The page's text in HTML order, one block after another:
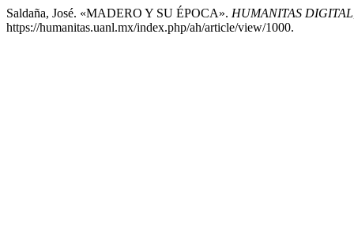
Saldaña, José. «MADERO Y SU ÉPOCA». HUMANITAS DIGITAL
https://humanitas.uanl.mx/index.php/ah/article/view/1000.